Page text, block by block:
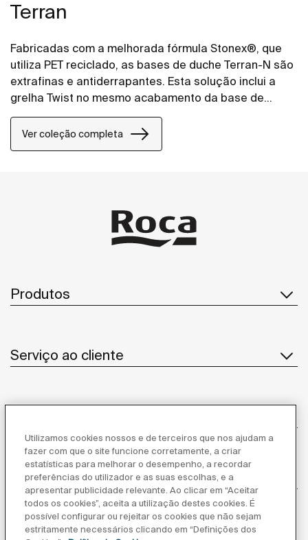
Terran
Fabricadas com a melhorada fórmula Stonex®, que
utiliza PET reciclado, as bases de duche Terran-N são
extrafinas e antiderrapantes. Esta solução inclui a
grelha Twist no mesmo acabamento da base de
duche, mas o design pode ser alterado adicionando
uma grelha Mosaico ou Tijolo.
Ver coleção completa
Produtos
Serviço ao cliente
Inspiração
Siga-nos
Utilizamos cookies nossos e de terceiros que nos ajudam a
fazer com que o site funcione corretamente, a criar
estatísticas para melhorar o desempenho, a recordar
preferências do utilizador e as suas escolhas, e a
apresentar publicidade relevante. Ao clicar em “Aceitar
todos os cookies”, aceita a utilização destes cookies. É
possível configurar ou rejeitar os cookies que não sejam
estritamente necessários clicando em “Definições dos